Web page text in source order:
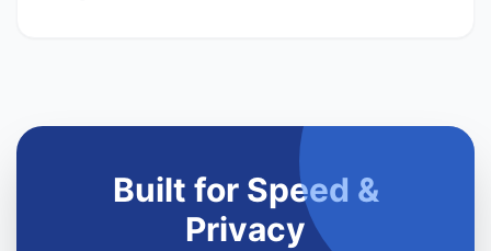
Built for Speed &
Privacy